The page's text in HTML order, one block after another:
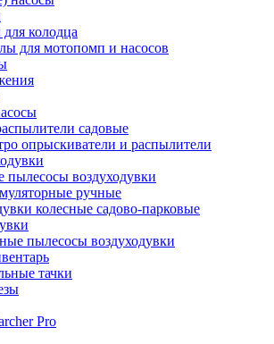
колодца
для мотопомп и насосов
садовые
опрыскиватели и распылители
пылесосы воздуходувки
ручные
колесные садово-парковые
пылесосы воздуходувки
тачки
Pro